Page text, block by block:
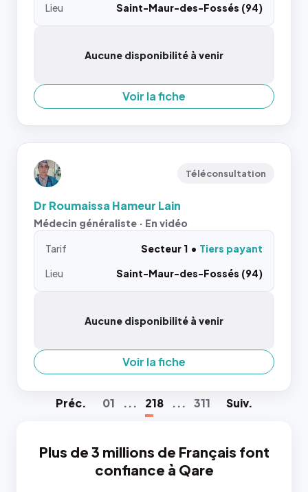
Lieu
Saint-Maur-des-Fossés (94)
Aucune disponibilité à venir
Voir la fiche
Téléconsultation
Dr Roumaissa Hameur Lain
Médecin généraliste · En vidéo
Tarif Secteur 1
Tiers payant
Lieu
Saint-Maur-des-Fossés (94)
Aucune disponibilité à venir
Voir la fiche
Préc. 01 ... 218 ... 311 Suiv.
Plus de 3 millions de Français font
confiance à Qare